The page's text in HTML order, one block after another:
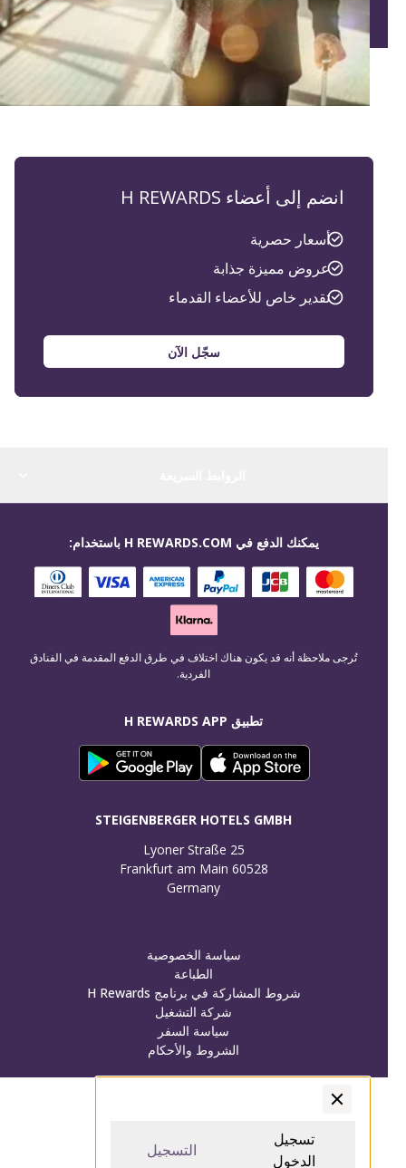
انضم إلى أعضاء H REWARDS
أسعار حصرية
عروض مميزة جذابة
تقدير خاص للأعضاء القدماء
سجّل الآن
تطبيق H REWARDS APP
STEIGENBERGER HOTELS GMBH
Germany
يمكنك الدفع في H REWARDS.COM باستخدام:
تُرجى ملاحظة أنه قد يكون هناك اختلاف في طرق الدفع المقدمة في الفنادق
الفردية.
سياسة الخصوصية
الطباعة
شروط المشاركة في برنامج H Rewards
شركة التشغيل
سياسة السفر
الشروط والأحكام
تسجيل
الدخول
التسجيل